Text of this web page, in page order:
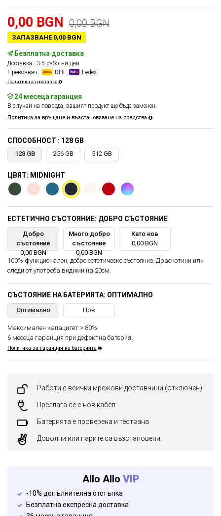
0,00 BGN 0,00 BGN
ЗАПАЗВАНЕ 0,00 BGN
Безплатна доставка
Доставка : 3-5 работни дни
Превозвач:
DHL Fedex
Политика за доставка
24 месеца гаранция
В случай на повреда, вашият продукт ще бъде заменен.
Политика за връщане и възстановяване на средства
СПОСОБНОСТ : 128 GB
128 GB 256 GB 512 GB
ЦВЯТ: MIDNIGHT
ЕСТЕТИЧНО СЪСТОЯНИЕ: ДОБРО СЪСТОЯНИЕ
Добро
състояние
0,00 BGN
Много добро
състояние
0,00 BGN
Като нов
0,00 BGN
100% функционален, добро естетическо състояние. Драскотини или
следи от употреба видими на 20см.
СЪСТОЯНИЕ НА БАТЕРИЯТА: ОПТИМАЛНО
Оптимално Нов
Максимален капацитет > 80%.
6 месеца гаранция при дефектна батерия.
Политика за гаранция на батерията
Работи с всички мрежови доставчици (отключен)
Предлага се с нов кабел
Батерията е проверена и тествана
Доволни или парите са възстановени
Allo Allo VIP
-10% допълнителна отстъпка
Безплатна експресна доставка